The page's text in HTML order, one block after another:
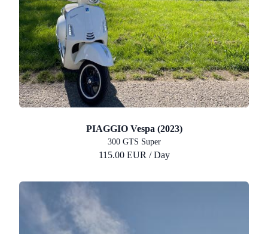
PIAGGIO Vespa (2023)
300 GTS Super
115.00 EUR / Day